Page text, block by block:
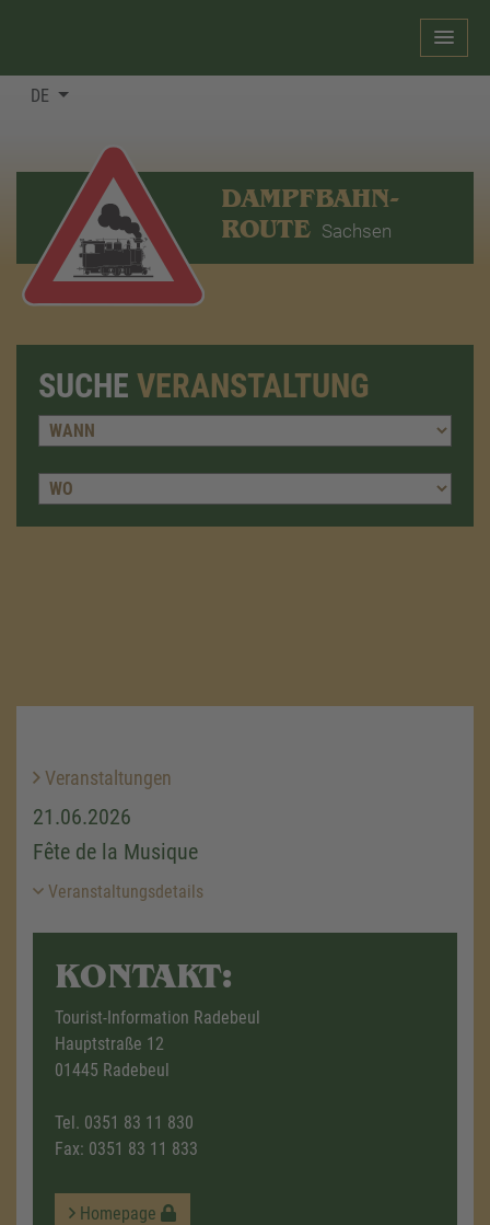
DE
DAMPFBAHN-
ROUTE Sachsen
SUCHE VERANSTALTUNG
Veranstaltungen
21.06.2026
Fête de la Musique
Veranstaltungsdetails
KONTAKT:
Tourist-Information Radebeul
Hauptstraße 12
01445 Radebeul
Tel. 0351 83 11 830
Fax: 0351 83 11 833
Homepage